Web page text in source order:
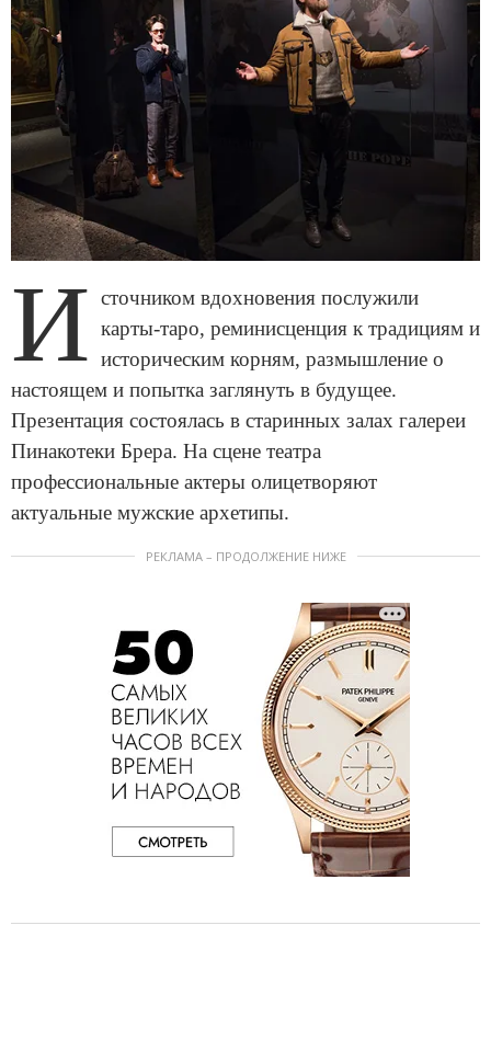
И сточником вдохновения послужили
карты-таро, реминисценция к традициям и
историческим корням, размышление о
настоящем и попытка заглянуть в будущее.
Презентация состоялась в старинных залах галереи
Пинакотеки Брера. На сцене театра
профессиональные актеры олицетворяют
актуальные мужские архетипы.
РЕКЛАМА – ПРОДОЛЖЕНИЕ НИЖЕ